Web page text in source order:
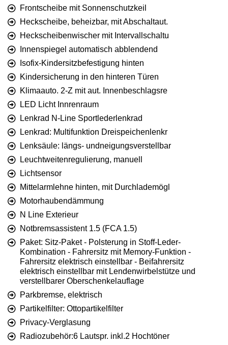
Frontscheibe mit Sonnenschutzkeil
Heckscheibe, beheizbar, mit Abschaltaut.
Heckscheibenwischer mit Intervallschaltu
Innenspiegel automatisch abblendend
Isofix-Kindersitzbefestigung hinten
Kindersicherung in den hinteren Türen
Klimaauto. 2-Z mit aut. Innenbeschlagsre
LED Licht Innrenraum
Lenkrad N-Line Sportlederlenkrad
Lenkrad: Multifunktion Dreispeichenlenkr
Lenksäule: längs- undneigungsverstellbar
Leuchtweitenregulierung, manuell
Lichtsensor
Mittelarmlehne hinten, mit Durchlademögl
Motorhaubendämmung
N Line Exterieur
Notbremsassistent 1.5 (FCA 1.5)
Paket: Sitz-Paket - Polsterung in Stoff-Leder-
Kombination - Fahrersitz mit Memory-Funktion -
Fahrersitz elektrisch einstellbar - Beifahrersitz
elektrisch einstellbar mit Lendenwirbelstütze und
verstellbarer Oberschenkelauflage
Parkbremse, elektrisch
Partikelfilter: Ottopartikelfilter
Privacy-Verglasung
Radiozubehör:6 Lautspr. inkl.2 Hochtöner